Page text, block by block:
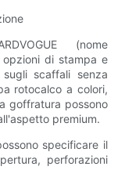
(nome
di stampa e
scaffali senza
rotocalco a colori,
goffratura possono
premium.
specificare il
perforazioni